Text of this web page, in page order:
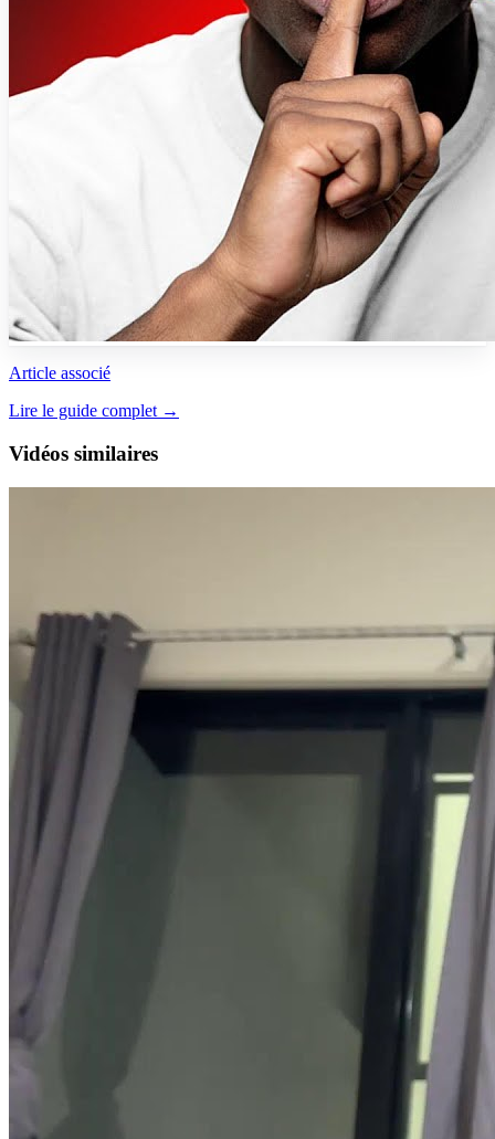
Article associé
Lire le guide complet →
Vidéos similaires